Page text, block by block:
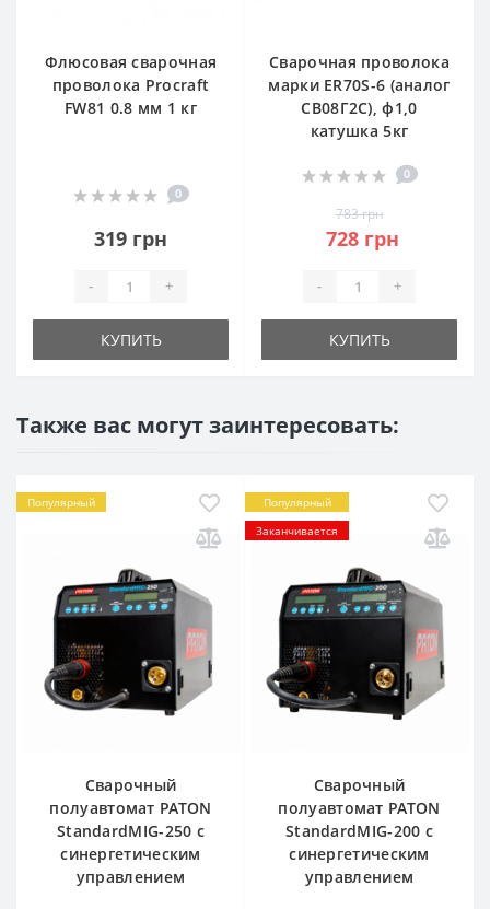
Флюсовая сварочная
проволока Procraft
FW81 0.8 мм 1 кг
0
319 грн
- +
КУПИТЬ
Сварочная проволока
марки ER70S-6 (аналог
СВ08Г2С), ф1,0
катушка 5кг
0
783 грн
728 грн
- +
КУПИТЬ
Также вас могут заинтересовать:
Популярный
Сварочный
полуавтомат PATON
StandardMIG-250 с
синергетическим
управлением
Популярный
Заканчивается
Сварочный
полуавтомат PATON
StandardMIG-200 с
синергетическим
управлением